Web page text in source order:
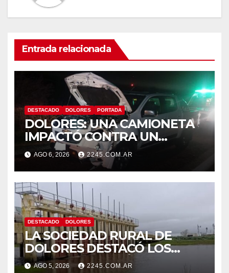
Entrada relacionada
DESTACADO DOLORES PORTADA
DOLORES: UNA CAMIONETA
IMPACTÓ CONTRA UN
ANIMAL VACUNO EN LA RUTA
63
AGO 6, 2026 2245.COM.AR
DESTACADO DOLORES
LA SOCIEDAD RURAL DE
DOLORES DESTACÓ LOS
TRABAJOS HIDRÁULICOS
AGO 5, 2026 2245.COM.AR